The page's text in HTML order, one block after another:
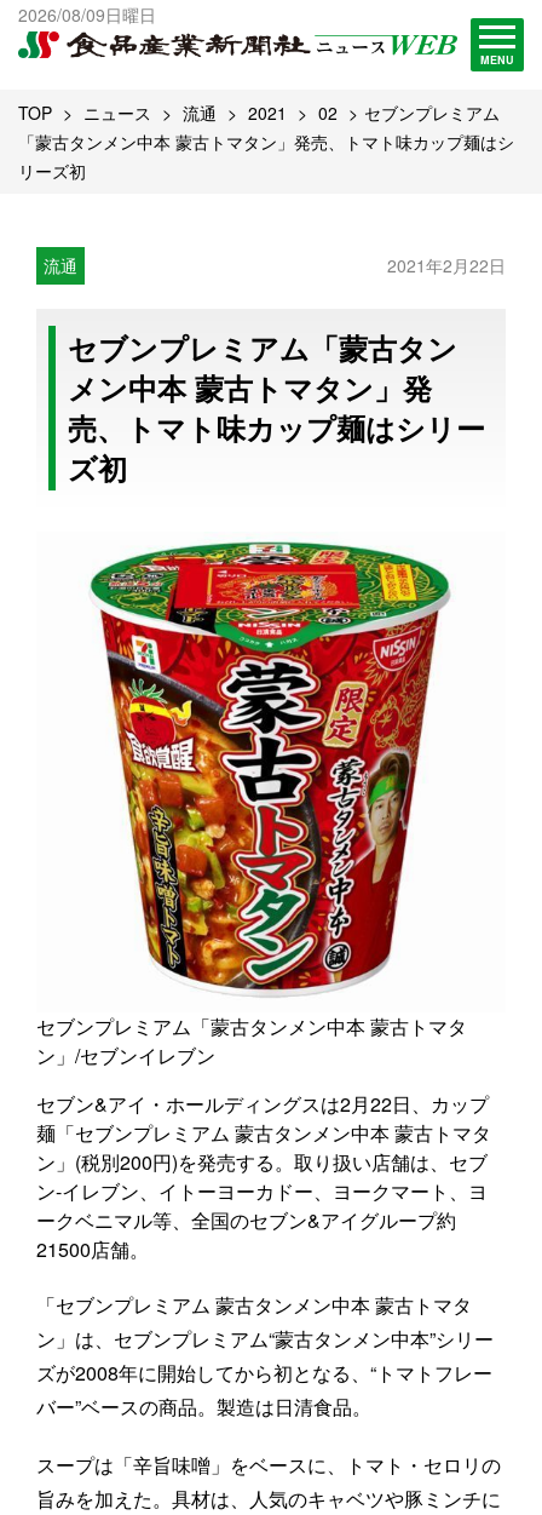
2026/08/09日曜日
MENU
出版物一覧へ
試読・購読申し込み
TOP ニュース 流通 2021 02
セブンプレミアム
「蒙古タンメン中本 蒙古トマタン」発売、トマト味カップ麺はシ
リーズ初
流通 2021年2月22日
セブンプレミアム「蒙古タン
メン中本 蒙古トマタン」発
売、トマト味カップ麺はシリー
ズ初
セブンプレミアム「蒙古タンメン中本 蒙古トマタ
ン」/セブンイレブン
セブン&アイ・ホールディングスは2月22日、カップ
麺「セブンプレミアム 蒙古タンメン中本 蒙古トマタ
ン」(税別200円)を発売する。取り扱い店舗は、セブ
ン-イレブン、イトーヨーカドー、ヨークマート、ヨ
ークベニマル等、全国のセブン&アイグループ約
21500店舗。
「セブンプレミアム 蒙古タンメン中本 蒙古トマタ
ン」は、セブンプレミアム“蒙古タンメン中本”シリー
ズが2008年に開始してから初となる、“トマトフレー
バー”ベースの商品。製造は日清食品。
スープは「辛旨味噌」をベースに、トマト・セロリの
旨みを加えた。具材は、人気のキャベツや豚ミンチに